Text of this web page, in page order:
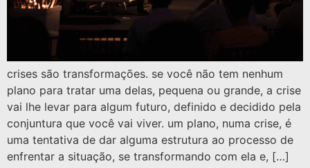
crises são transformações. se você não tem nenhum
plano para tratar uma delas, pequena ou grande, a crise
vai lhe levar para algum futuro, definido e decidido pela
conjuntura que você vai viver. um plano, numa crise, é
uma tentativa de dar alguma estrutura ao processo de
enfrentar a situação, se transformando com ela e, […]